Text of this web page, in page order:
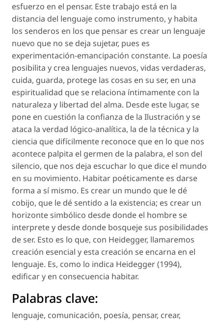
esfuerzo en el pensar. Este trabajo está en la
distancia del lenguaje como instrumento, y habita
los senderos en los que pensar es crear un lenguaje
nuevo que no se deja sujetar, pues es
experimentación-emancipación constante. La poesía
posibilita y crea lenguajes nuevos, vidas verdaderas,
cuida, guarda, protege las cosas en su ser, en una
espiritualidad que se relaciona íntimamente con la
naturaleza y libertad del alma. Desde este lugar, se
pone en cuestión la confianza de la Ilustración y se
ataca la verdad lógico-analítica, la de la técnica y la
ciencia que difícilmente reconoce que en lo que nos
acontece palpita el germen de la palabra, el son del
silencio, que nos deja escuchar lo que dice el mundo
en su movimiento. Habitar poéticamente es darse
forma a sí mismo. Es crear un mundo que le dé
cobijo, que le dé sentido a la existencia; es crear un
horizonte simbólico desde donde el hombre se
interprete y desde donde bosqueje sus posibilidades
de ser. Esto es lo que, con Heidegger, llamaremos
creación esencial y esta creación se encarna en el
lenguaje. Es, como lo indica Heidegger (1994),
edificar y en consecuencia habitar.
Palabras clave:
lenguaje, comunicación, poesía, pensar, crear,